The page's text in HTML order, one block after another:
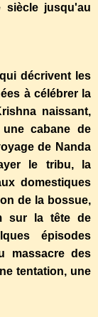
siècle jusqu'au
décrivent les
à célébrer la
naissant,
cabane de
de Nanda
le tribu, la
domestiques
de la bossue,
sur la tête de
épisodes
massacre des
tentation, une